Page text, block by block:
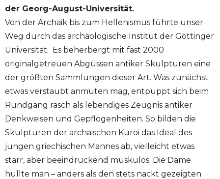
der Georg-August-Universität.
Von der Archaik bis zum Hellenismus führte unser
Weg durch das archäologische Institut der Göttinger
Universität. Es beherbergt mit fast 2000
originalgetreuen Abgüssen antiker Skulpturen eine
der größten Sammlungen dieser Art. Was zunächst
etwas verstaubt anmuten mag, entpuppt sich beim
Rundgang rasch als lebendiges Zeugnis antiker
Denkweisen und Gepflogenheiten. So bilden die
Skulpturen der archaischen Kuroi das Ideal des
jungen griechischen Mannes ab, vielleicht etwas
starr, aber beeindruckend muskulös. Die Dame
hüllte man – anders als den stets nackt gezeigten